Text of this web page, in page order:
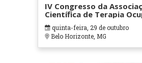
IV Congresso da
Científica de Terapia
em Contextos
Cuidados Paliativos -
quinta-feira, 29 de outubro
Belo Horizonte, MG